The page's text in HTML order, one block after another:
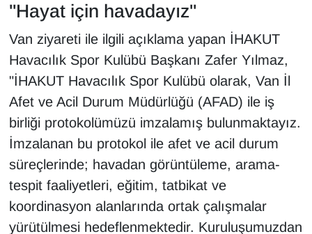
"Hayat için havadayız"
Van ziyareti ile ilgili açıklama yapan İHAKUT
Havacılık Spor Kulübü Başkanı Zafer Yılmaz,
"İHAKUT Havacılık Spor Kulübü olarak, Van İl
Afet ve Acil Durum Müdürlüğü (AFAD) ile iş
birliği protokolümüzü imzalamış bulunmaktayız.
İmzalanan bu protokol ile afet ve acil durum
süreçlerinde; havadan görüntüleme, arama-
tespit faaliyetleri, eğitim, tatbikat ve
koordinasyon alanlarında ortak çalışmalar
yürütülmesi hedeflenmektedir. Kuruluşumuzdan